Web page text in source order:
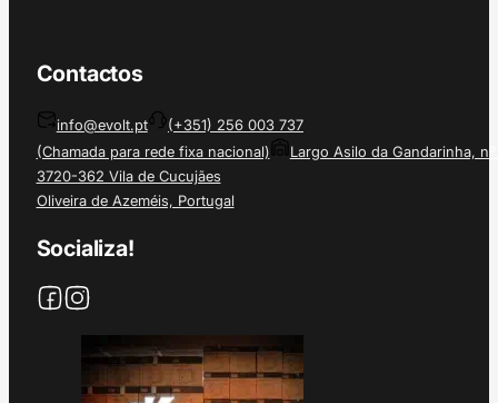
Contactos
info@evolt.pt
(+351) 256 003 737
(Chamada para rede fixa nacional)
Largo Asilo da Gandarinha, nº
3720-362 Vila de Cucujães
Oliveira de Azeméis, Portugal
Socializa!